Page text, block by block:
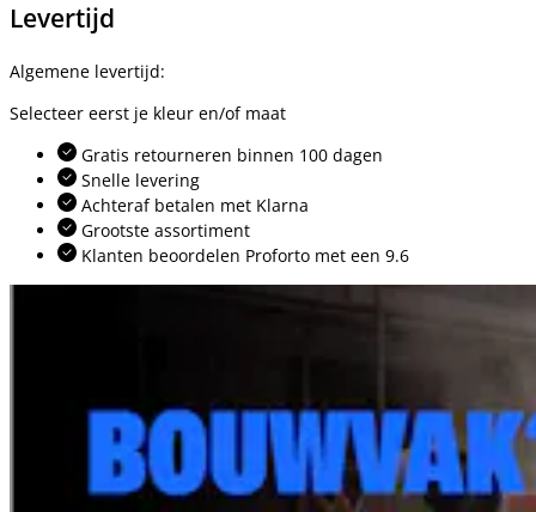
Levertijd
Algemene levertijd:
Selecteer eerst je kleur en/of maat
Gratis retourneren binnen 100 dagen
Snelle levering
Achteraf betalen met Klarna
Grootste assortiment
Klanten beoordelen Proforto met een 9.6